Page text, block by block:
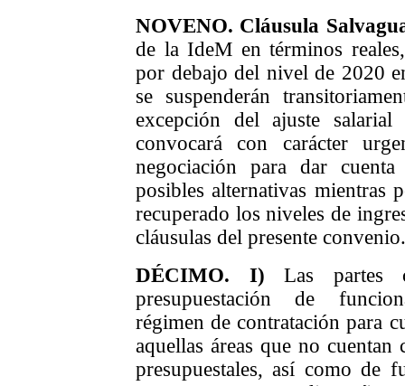
NOVENO. Cláusula
de la IdeM en términos
por debajo del nivel de 2020
se suspenderán
excepción del ajuste
convocará con carácter
negociación para dar
posibles alternativas mientras
recuperado los niveles de
cláusulas del presente convenio.
DÉCIMO. I)Las partes
presupuestación de
régimen de contratación para
aquellas áreas que no cuentan
presupuestales, así como de